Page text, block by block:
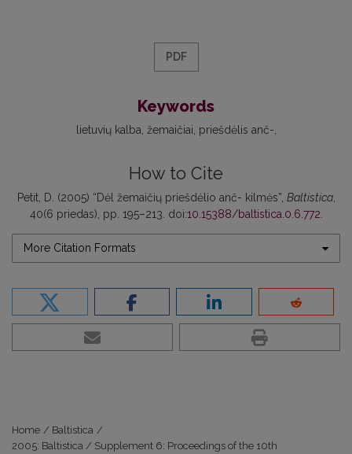
PDF
Keywords
lietuvių kalba žemaičiai priešdėlis anč-
How to Cite
Petit, D. (2005) “Dėl žemaičių priešdėlio anč- kilmės”, Baltistica,
40(6 priedas), pp. 195–213. doi:10.15388/baltistica.0.6.772.
More Citation Formats
Home / Baltistica /
2005: Baltistica / Supplement 6: Proceedings of the 10th